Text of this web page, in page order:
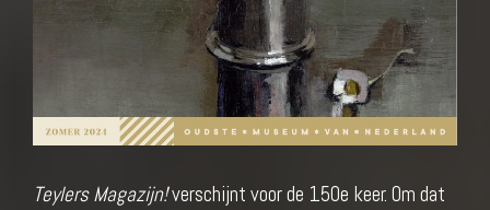
Teylers Magazijn!verschijnt voor de 150e keer. Om dat